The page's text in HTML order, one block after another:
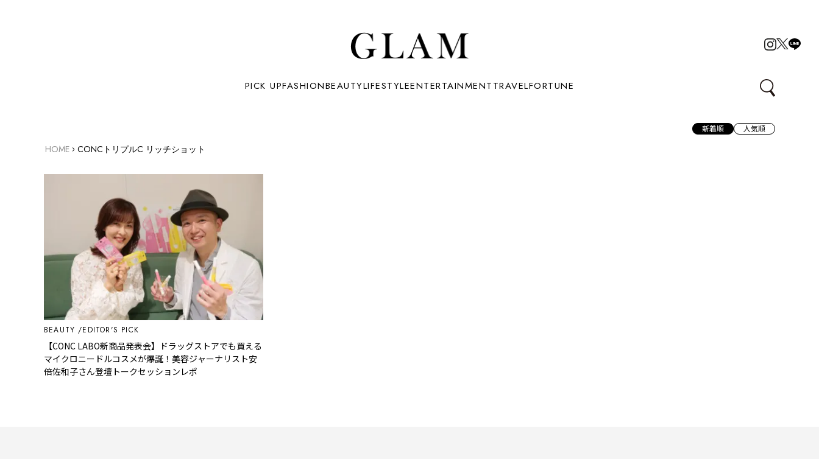
PICK UPFASHIONBEAUTYLIFESTYLEENTERTAINMENTTRAVELFORTUNE
新着順 人気順
HOME › CONCトリプルC リッチショット
BEAUTY EDITOR'S PICK
【CONC LABO新商品発表会】ドラッグストアでも買える
マイクロニードルコスメが爆誕！美容ジャーナリスト安
倍佐和子さん登壇トークセッションレポ